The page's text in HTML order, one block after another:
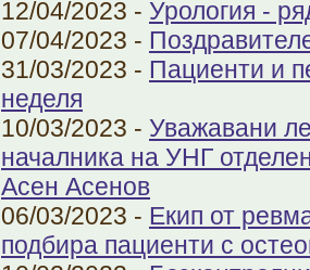
12/04/2023 - Урология -
07/04/2023 -
31/03/2023 - Пациенти и
неделя
10/03/2023 - Уважавани
началника на УНГ
Асен Асенов
06/03/2023 - Екип от
подбира пациенти с